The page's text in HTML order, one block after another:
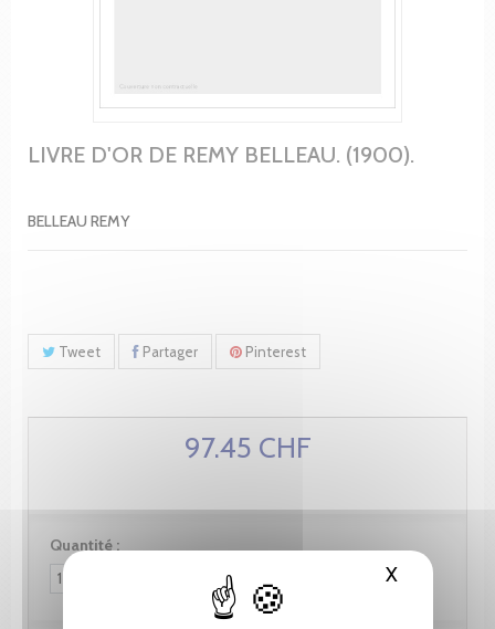
XMasquer
LIVRE D'OR DE REMY BELLEAU. (1900).
BELLEAU REMY
Tweet Partager Pinterest
97.45 CHF
Quantité :